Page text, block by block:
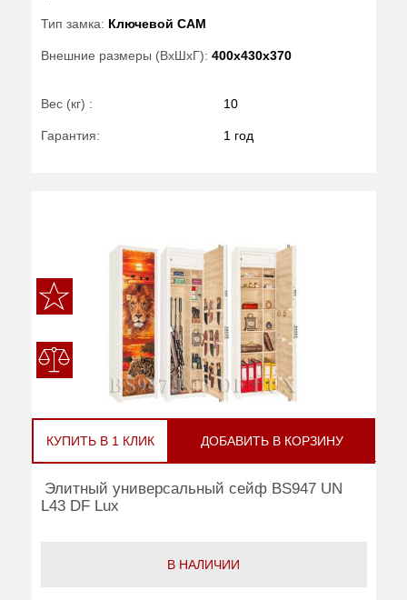
Тип замка: Ключевой САМ
Внешние размеры (ВхШхГ): 400x430x370
Вес (кг) : 10
Гарантия: 1 год
КУПИТЬ В 1 КЛИК ДОБАВИТЬ В КОРЗИНУ
Элитный универсальный сейф BS947 UN
L43 DF Lux
В НАЛИЧИИ